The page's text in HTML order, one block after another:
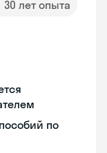
30 лет опыта
по